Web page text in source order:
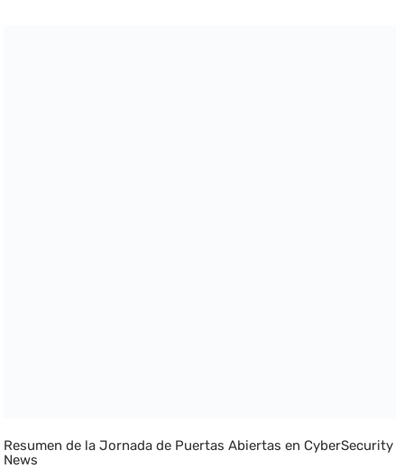
Resumen de la Jornada de Puertas Abiertas en CyberSecurity
News